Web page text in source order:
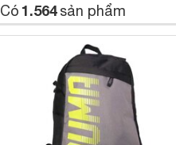
Có 1.564sản phẩm